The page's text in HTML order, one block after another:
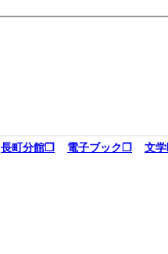
長町分館❐ 電子ブック❐ 文